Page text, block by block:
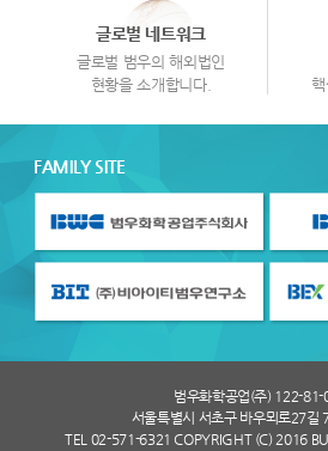
글로벌 네트워크
글로벌 범우의 해외법인
현황을 소개합니다.
FAMILY SITE
범우화학공업(주) 122-
서울특별시 서초구 바우뫼로27길
TEL 02-571-6321 COPYRIGHT (C) 2016